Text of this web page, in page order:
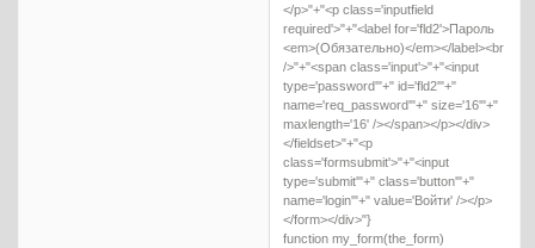
</p>"+"<p class='inputfield
required'>"+"<label for='fld2'>Пароль
<em>(Обязательно)</em></label><br
/>"+"<span class='input'>"+"<input
type='password'"+" id='fld2'"+"
name='req_password'"+" size='16'"+"
maxlength='16' /></span></p></div>
</fieldset>"+"<p
class='formsubmit'>"+"<input
type='submit'"+" class='button'"+"
name='login'"+" value='Войти' /></p>
</form></div>"}
function my_form(the_form)